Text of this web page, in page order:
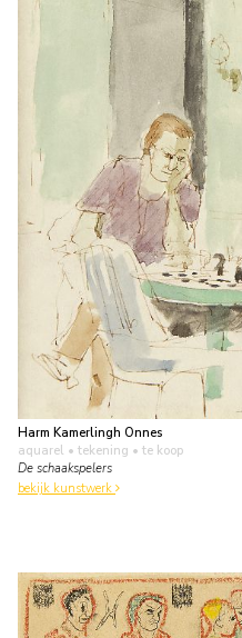
Harm Kamerlingh Onnes
aquarel • tekening • te koop
De schaakspelers
bekijk kunstwerk